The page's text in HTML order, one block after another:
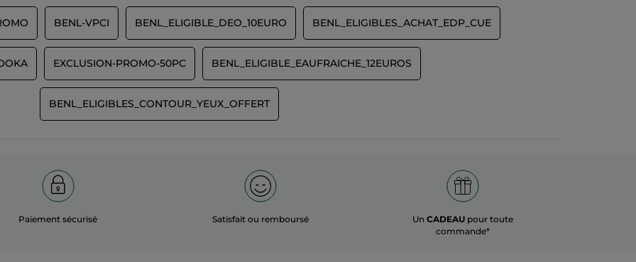
BENL-VPCI BENL_ELIGIBLE_DEO_10EURO BENL_ELIGIBLES_ACHAT_EDP_CUE
EXCLUSION-PROMO-50PC BENL_ELIGIBLE_EAUFRAICHE_12EUROS
BENL_ELIGIBLES_CONTOUR_YEUX_OFFERT
Paiement sécurisé Satisfait ou remboursé Un CADEAUpour toute
commande*